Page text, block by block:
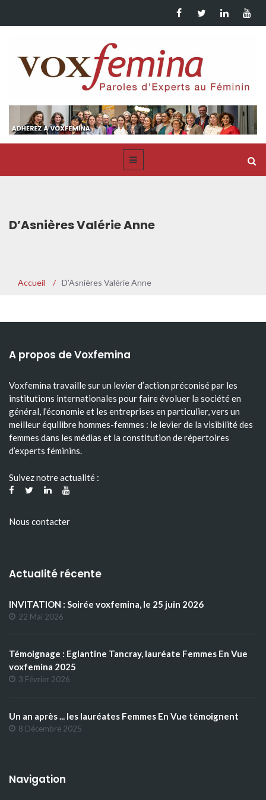
D’Asnières Valérie Anne
Accueil / D’Asnières Valérie Anne
A propos de Voxfemina
Voxfemina travaille sur un levier d’action préconisé par les
institutions internationales pour faire évoluer la société en
général, l’économie et les entreprises en particulier, vers un
meilleur équilibre hommes-femmes : le levier de la visibilité des
femmes dans les médias et la constitution de répertoires
d’experts féminins.
Suivez notre actualité :
Nous contacter
Actualité récente
INVITATION : Soirée voxfemina, le 25 juin 2026
22 Mai 2026
Témoignage : Eglantine Tancray, lauréate Femmes En Vue
voxfemina 2025
3 Février 2026
Un an après ... les lauréates Femmes En Vue témoignent
8 Décembre 2025
Navigation